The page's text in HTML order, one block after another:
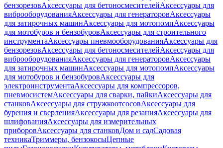
бензорезовАксессуары для бетоносмесителейАксессуары для
виброоборудованияАксессуары для генераторовАксессуары
для затирочных машинАксессуары для мотопомпАксессуары
для мотобуров и бензобуровАксессуары для строительного
инструментаАксессуары пневмооборудованияАксессуары для
бензорезовАксессуары для бетоносмесителейАксессуары для
виброоборудованияАксессуары для генераторовАксессуары
для затирочных машинАксессуары для мотопомпАксессуары
для мотобуров и бензобуровАксессуары для
электроинструментаАксессуары для компрессоров,
пневмосистемАксессуары для сварки, пайкиАксессуары для
станковАксессуары для стружкоотсосовАксессуары для
бурения и сверленияАксессуары для резанияАксессуары для
шлифованияАксессуары для измерительных
приборовАксессуары для станковДом и садСадовая
техникаТриммеры, бензокосыЦепные